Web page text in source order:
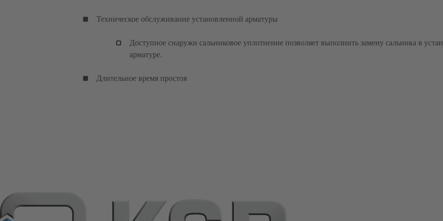
Техническое обслуживание установленной арматуры
Доступное снаружи сальниковое уплотнение позволяет выполнить замену сальника в
арматуре.
Длительное время простоя